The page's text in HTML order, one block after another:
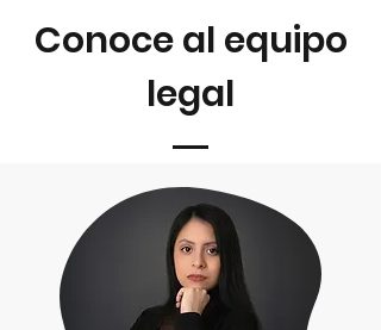
Conoce al equipo
legal